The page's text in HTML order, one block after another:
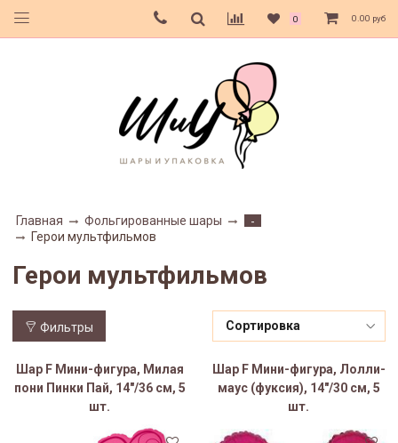
0 0.00 руб
Главная Фольгированные шары
-
Герои мультфильмов
Герои мультфильмов
Фильтры
Шар F Мини-фигура, Милая
пони Пинки Пай, 14"/36 см, 5
шт.
Шар F Мини-фигура, Лолли-
маус (фуксия), 14"/30 см, 5
шт.